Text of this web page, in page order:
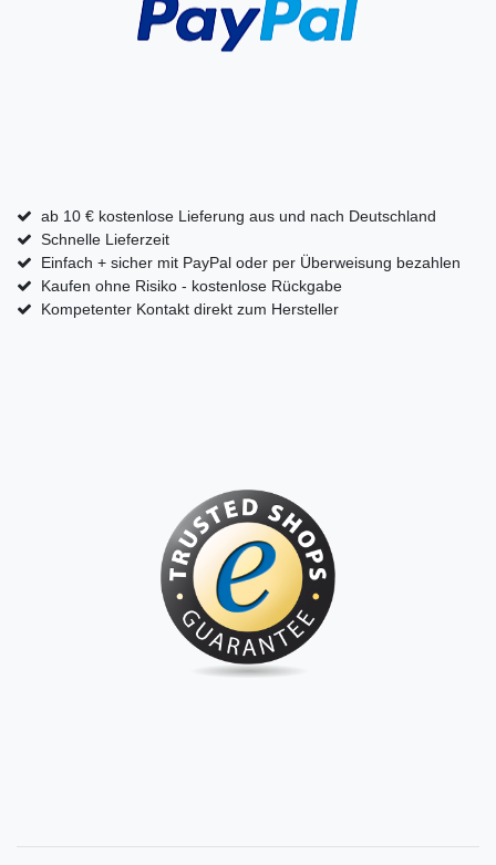
ab 10 € kostenlose Lieferung aus und nach Deutschland
Schnelle Lieferzeit
Einfach + sicher mit PayPal oder per Überweisung bezahlen
Kaufen ohne Risiko - kostenlose Rückgabe
Kompetenter Kontakt direkt zum Hersteller